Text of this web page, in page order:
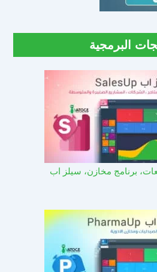
البرمجية
برنامج مخازن، سيلز اب